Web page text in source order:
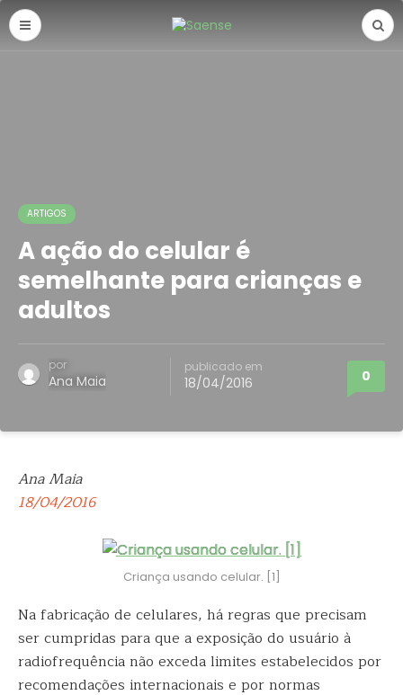
ARTIGOS
A ação do celular é
semelhante para crianças e
adultos
por
Ana Maia
publicado em
18/04/2016 0
Ana Maia
18/04/2016
Criança usando celular. [1]
Na fabricação de celulares, há regras que precisam
ser cumpridas para que a exposição do usuário à
radiofrequência não exceda limites estabelecidos por
recomendações internacionais e por normas